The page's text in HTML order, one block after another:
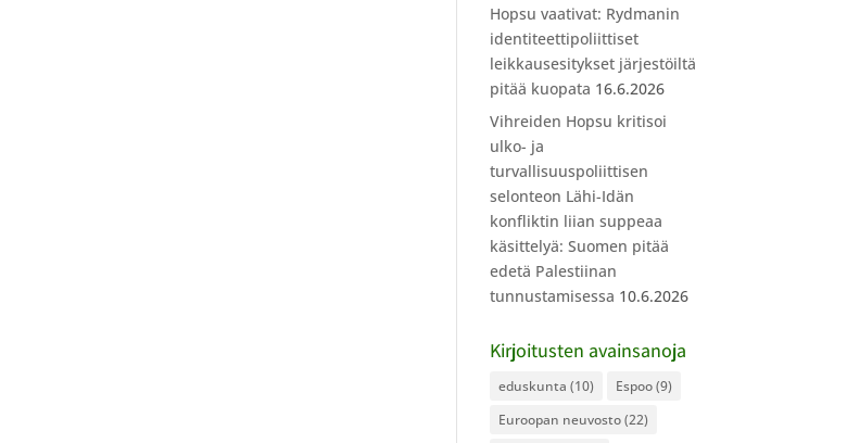
Hopsu vaativat: Rydmanin
identiteettipoliittiset
leikkausesitykset järjestöiltä
pitää kuopata 16.6.2026
Vihreiden Hopsu kritisoi
ulko- ja
turvallisuuspoliittisen
selonteon Lähi-Idän
konfliktin liian suppeaa
käsittelyä: Suomen pitää
edetä Palestiinan
tunnustamisessa 10.6.2026
Kirjoitusten avainsanoja
eduskunta (10) Espoo(9)
Euroopan neuvosto(22)